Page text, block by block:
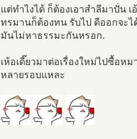
แต่ทำไงได้ ก็ต้องเอาสำลีมาปั่น เ
ทรมานก็ต้องทน รับไป ดีออกจะไ
มันไม่หาธรรมะกันหรอก.
เห้อเดี๊ยวมาต่อเรื่องใหม่ไปซื้อห
หลายรอบแหละ